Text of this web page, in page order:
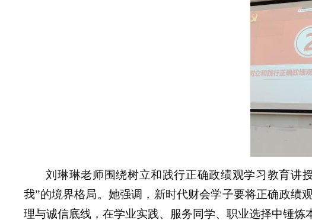
刘琳琳老师围绕树立和践行正确政绩观学习教育讲
我”的境界格局。她强调，新时代财会学子要将正确政绩
理与诚信底线，在学业实践、服务同学、职业选择中锤炼